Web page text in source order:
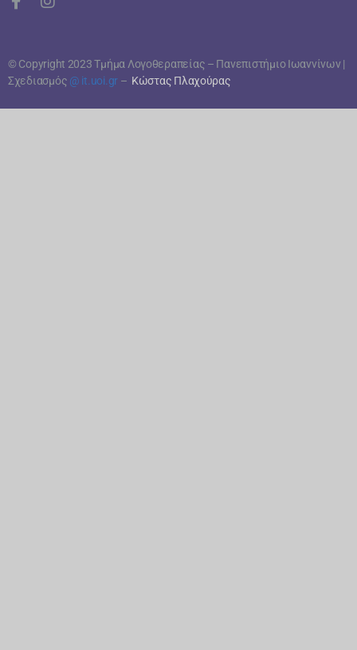
© Copyright 2023 Τμήμα Λογοθεραπείας – Πανεπιστήμιο Ιωαννίνων |
Σχεδιασμός @ it.uoi.gr – Κώστας Πλαχούρας